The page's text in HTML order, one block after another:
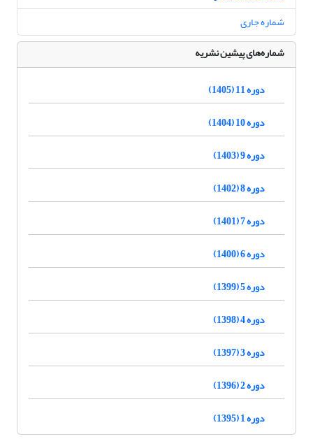
شماره جاری
شماره‌های پیشین نشریه
دوره 11 (1405)
دوره 10 (1404)
دوره 9 (1403)
دوره 8 (1402)
دوره 7 (1401)
دوره 6 (1400)
دوره 5 (1399)
دوره 4 (1398)
دوره 3 (1397)
دوره 2 (1396)
دوره 1 (1395)